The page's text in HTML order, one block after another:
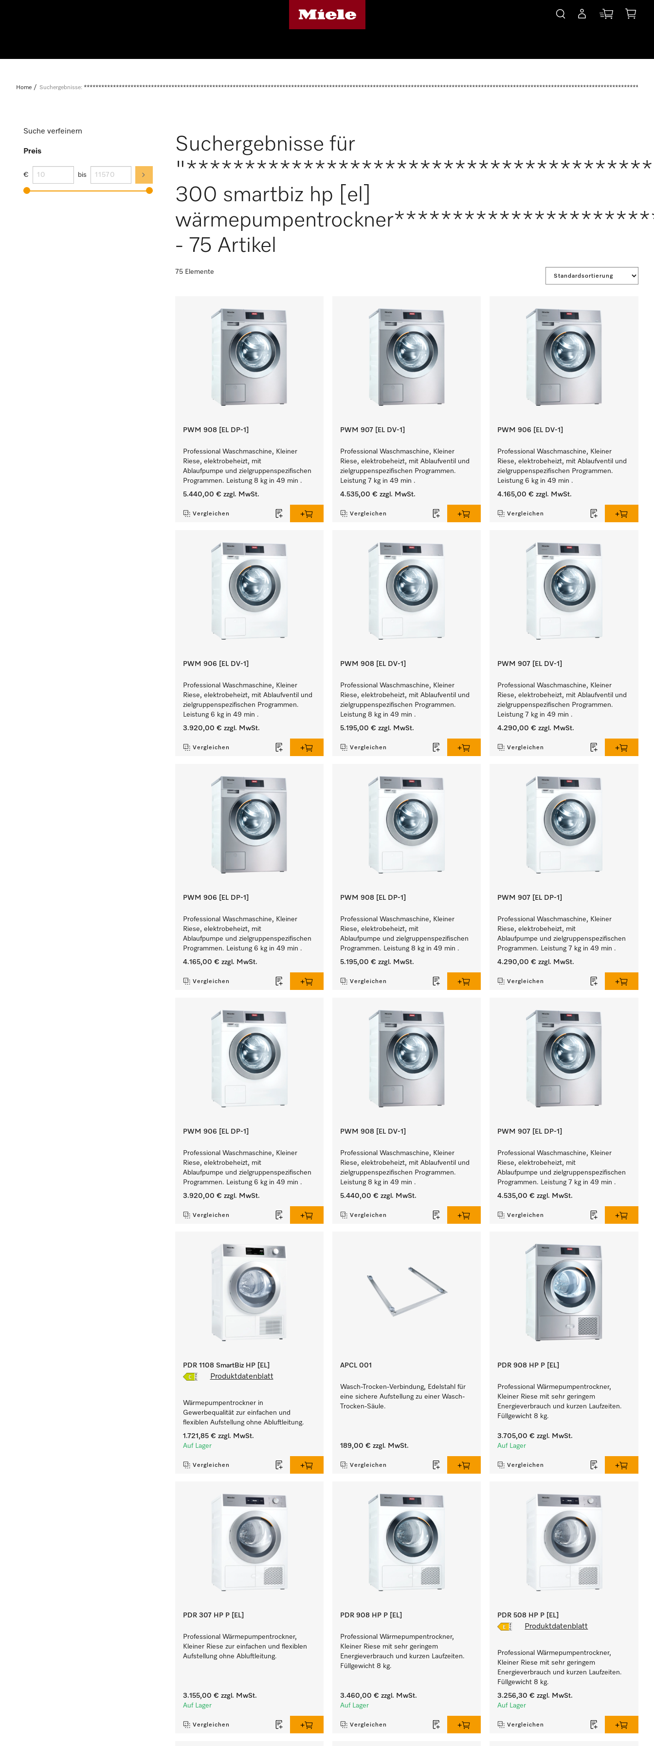
Home Suchergebnisse:
Suche verfeinern
Preis
€ bis
Suchergebnisse für
300 smartbiz hp [el]
- 75 Artikel
75 Elemente
PWM 908 [EL DP-1]
Professional Waschmaschine, Kleiner
Riese, elektrobeheizt, mit
Ablaufpumpe und zielgruppenspezifischen
Programmen. Leistung 8 kg in 49 min .
5.440,00 € zzgl. MwSt.
Vergleichen
PWM 907 [EL DV-1]
Professional Waschmaschine, Kleiner
Riese, elektrobeheizt, mit Ablaufventil und
zielgruppenspezifischen Programmen.
Leistung 7 kg in 49 min .
4.535,00 € zzgl. MwSt.
Vergleichen
PWM 906 [EL DV-1]
Professional Waschmaschine, Kleiner
Riese, elektrobeheizt, mit Ablaufventil und
zielgruppenspezifischen Programmen.
Leistung 6 kg in 49 min .
4.165,00 € zzgl. MwSt.
Vergleichen
PWM 906 [EL DV-1]
Professional Waschmaschine, Kleiner
Riese, elektrobeheizt, mit Ablaufventil und
zielgruppenspezifischen Programmen.
Leistung 6 kg in 49 min .
3.920,00 € zzgl. MwSt.
Vergleichen
PWM 908 [EL DV-1]
Professional Waschmaschine, Kleiner
Riese, elektrobeheizt, mit Ablaufventil und
zielgruppenspezifischen Programmen.
Leistung 8 kg in 49 min .
5.195,00 € zzgl. MwSt.
Vergleichen
PWM 907 [EL DV-1]
Professional Waschmaschine, Kleiner
Riese, elektrobeheizt, mit Ablaufventil und
zielgruppenspezifischen Programmen.
Leistung 7 kg in 49 min .
4.290,00 € zzgl. MwSt.
Vergleichen
PWM 906 [EL DP-1]
Professional Waschmaschine, Kleiner
Riese, elektrobeheizt, mit
Ablaufpumpe und zielgruppenspezifischen
Programmen. Leistung 6 kg in 49 min .
4.165,00 € zzgl. MwSt.
Vergleichen
PWM 908 [EL DP-1]
Professional Waschmaschine, Kleiner
Riese, elektrobeheizt, mit
Ablaufpumpe und zielgruppenspezifischen
Programmen. Leistung 8 kg in 49 min .
5.195,00 € zzgl. MwSt.
Vergleichen
PWM 907 [EL DP-1]
Professional Waschmaschine, Kleiner
Riese, elektrobeheizt, mit
Ablaufpumpe und zielgruppenspezifischen
Programmen. Leistung 7 kg in 49 min .
4.290,00 € zzgl. MwSt.
Vergleichen
PWM 906 [EL DP-1]
Professional Waschmaschine, Kleiner
Riese, elektrobeheizt, mit
Ablaufpumpe und zielgruppenspezifischen
Programmen. Leistung 6 kg in 49 min .
3.920,00 € zzgl. MwSt.
Vergleichen
PWM 908 [EL DV-1]
Professional Waschmaschine, Kleiner
Riese, elektrobeheizt, mit Ablaufventil und
zielgruppenspezifischen Programmen.
Leistung 8 kg in 49 min .
5.440,00 € zzgl. MwSt.
Vergleichen
PWM 907 [EL DP-1]
Professional Waschmaschine, Kleiner
Riese, elektrobeheizt, mit
Ablaufpumpe und zielgruppenspezifischen
Programmen. Leistung 7 kg in 49 min .
4.535,00 € zzgl. MwSt.
Vergleichen
PDR 1108 SmartBiz HP [EL]
Produktdatenblatt
Wärmepumpentrockner in
Gewerbequalität zur einfachen und
flexiblen Aufstellung ohne Abluftleitung.
1.721,85 € zzgl. MwSt.
Auf Lager
Vergleichen
APCL 001
Wasch-Trocken-Verbindung, Edelstahl für
eine sichere Aufstellung zu einer Wasch-
Trocken-Säule.
189,00 € zzgl. MwSt.
Vergleichen
PDR 908 HP P [EL]
Professional Wärmepumpentrockner,
Kleiner Riese mit sehr geringem
Energieverbrauch und kurzen Laufzeiten.
Füllgewicht 8 kg.
3.705,00 € zzgl. MwSt.
Auf Lager
Vergleichen
PDR 307 HP P [EL]
Professional Wärmepumpentrockner,
Kleiner Riese zur einfachen und flexiblen
Aufstellung ohne Abluftleitung.
3.155,00 € zzgl. MwSt.
Auf Lager
Vergleichen
PDR 908 HP P [EL]
Professional Wärmepumpentrockner,
Kleiner Riese mit sehr geringem
Energieverbrauch und kurzen Laufzeiten.
Füllgewicht 8 kg.
3.460,00 € zzgl. MwSt.
Auf Lager
Vergleichen
PDR 508 HP P [EL]
Produktdatenblatt
Professional Wärmepumpentrockner,
Kleiner Riese mit sehr geringem
Energieverbrauch und kurzen Laufzeiten.
Füllgewicht 8 kg.
3.256,30 € zzgl. MwSt.
Auf Lager
Vergleichen